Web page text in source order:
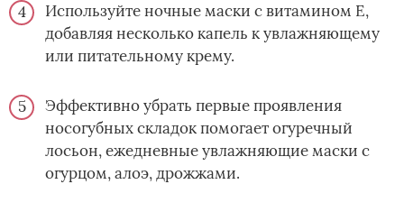
Используйте ночные маски с витамином Е,
добавляя несколько капель к увлажняющему
или питательному крему.
Эффективно убрать первые проявления
носогубных складок помогает огуречный
лосьон, ежедневные увлажняющие маски с
огурцом, алоэ, дрожжами.